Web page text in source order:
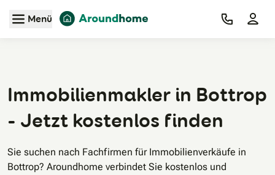
Zum Hauptinhalt
Menü
Immobilienmakler in Bottrop
- Jetzt kostenlos finden
Sie suchen nach Fachfirmen für Immobilienverkäufe in
Bottrop? Aroundhome verbindet Sie kostenlos und